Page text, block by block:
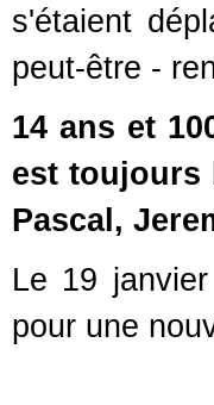
s'étaient
peut-être -
14 ans et
est toujours
Pascal,
Le 19
pour une